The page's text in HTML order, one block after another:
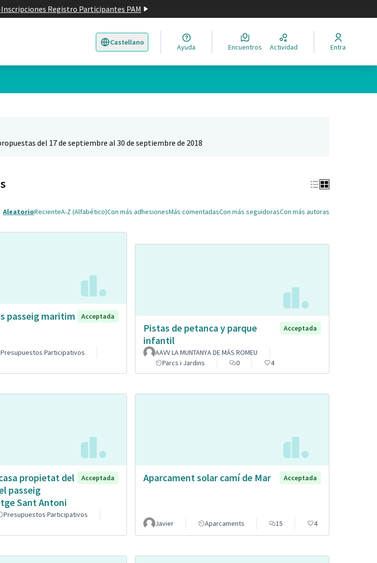
Inscripciones Registro Participantes PAM
Castellano
Triar la llengua Elegir el idioma
Ayuda Encuentros Actividad Entra
del 17 de septiembre al 30 de septiembre de 2018
AleatorioRecienteA-Z (Alfabético)Con más adhesionesMás comentadasCon más seguidorasCon más autoras
passeig maritim
Acceptada
Presupuestos Participativos
Pistas de petanca y parque
infantil
Acceptada
AAVV LA MUNTANYA DE MÁS ROMEU
Parcs i Jardins
0 4
propietat del
passeig
Sant Antoni
Acceptada
Presupuestos Participativos
Aparcament solar camí de Mar Acceptada
Javier Aparcaments 15 4